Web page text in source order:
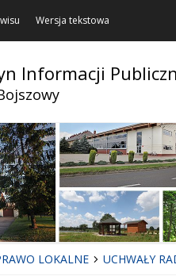
Wersja tekstowa
Informacji
LOKALNE UCHWAŁY